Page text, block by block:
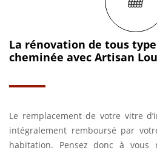
La rénovation de tous
cheminée avec Artisan
Le remplacement de votre vitre
intégralement remboursé par
habitation. Pensez donc à vous